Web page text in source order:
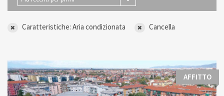
Caratteristiche: Aria condizionata Cancella
AFFITTO